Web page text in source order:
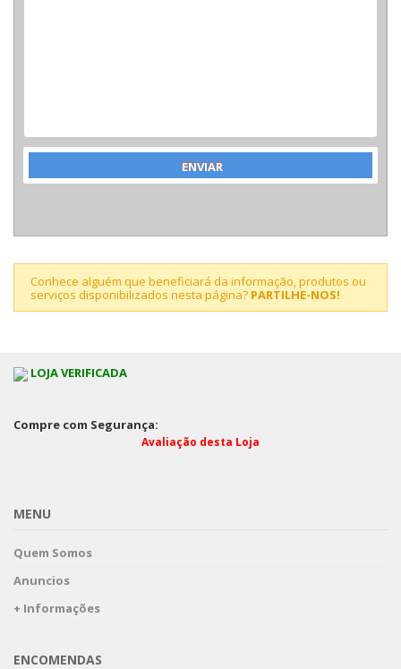
Conhece alguém que beneficiará da informação, produtos ou
serviços disponibilizados nesta página? PARTILHE-NOS!
LOJA VERIFICADA
Compre com Segurança:
Avaliação desta Loja
MENU
Quem Somos
Anuncios
+ Informações
ENCOMENDAS